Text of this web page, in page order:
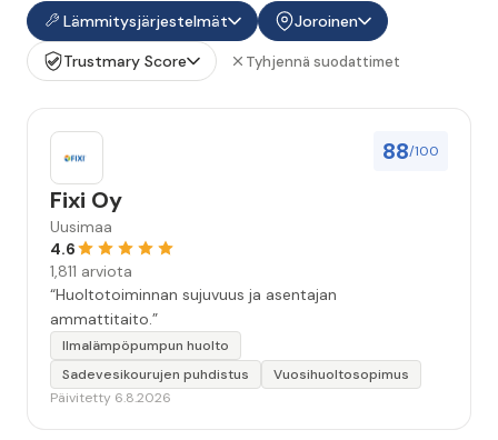
Lämmitysjärjestelmät
Joroinen
Trustmary Score
Tyhjennä suodattimet
88/100
Fixi Oy
Uusimaa
4.6
1,811 arviota
“Huoltotoiminnan sujuvuus ja asentajan
ammattitaito.”
Ilmalämpöpumpun huolto
Sadevesikourujen puhdistus
Vuosihuoltosopimus
Päivitetty 6.8.2026